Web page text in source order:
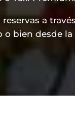
a
bien desde la